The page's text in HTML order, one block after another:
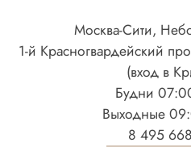
Москва-Сити,
1-й Красногвардейский
(вход в
Будни
Выходные
8 495